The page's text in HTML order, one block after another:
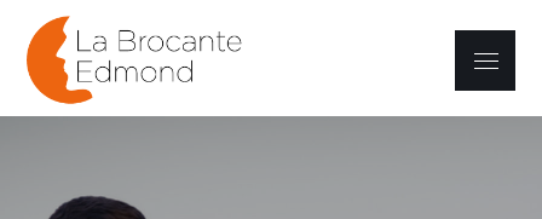
content
La brocante
Edmond
Menu